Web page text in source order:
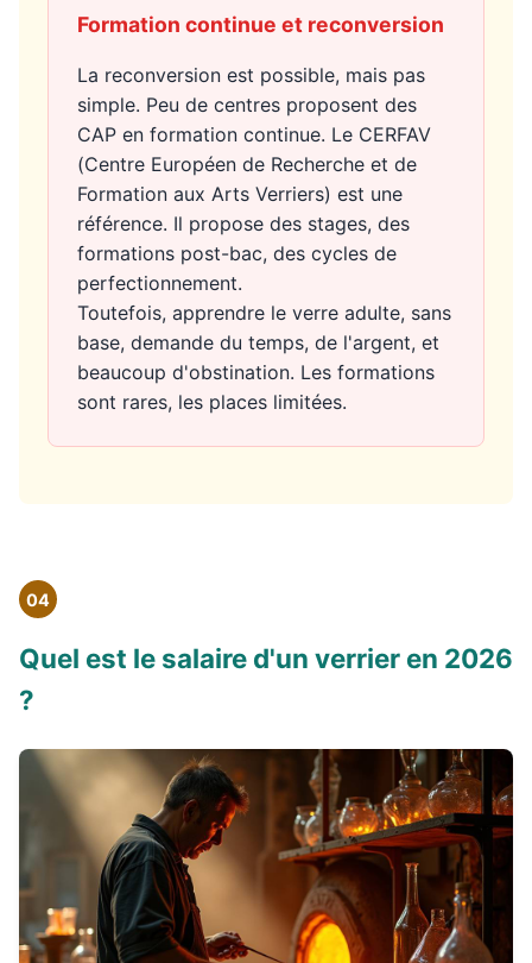
Formation continue et reconversion
La reconversion est possible, mais pas
simple. Peu de centres proposent des
CAP en formation continue. Le CERFAV
(Centre Européen de Recherche et de
Formation aux Arts Verriers) est une
référence. Il propose des stages, des
formations post-bac, des cycles de
perfectionnement.
Toutefois, apprendre le verre adulte, sans
base, demande du temps, de l'argent, et
beaucoup d'obstination. Les formations
sont rares, les places limitées.
04
Quel est le salaire d'un verrier en 2026
?